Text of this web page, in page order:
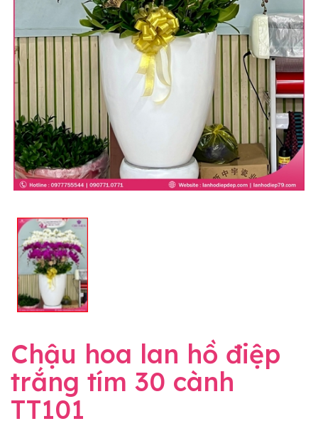
Chậu hoa lan hồ điệp
trắng tím 30 cành
TT101